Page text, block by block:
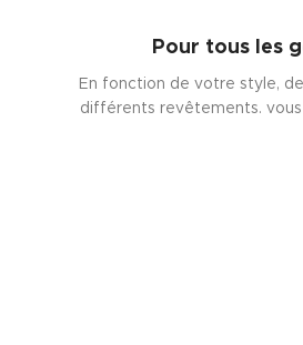
Pour tous les
En fonction de votre style,
différents revêtements.